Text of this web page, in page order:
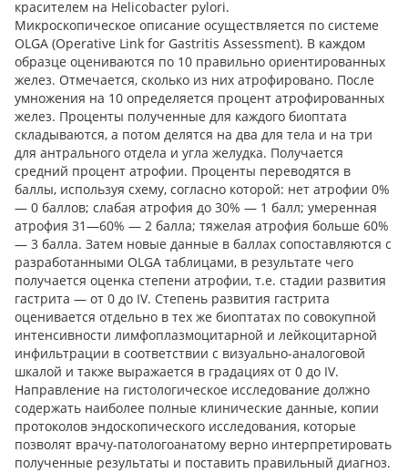
красителем на Helicobacter pylori.
Микроскопическое описание осуществляется по системе
OLGA (Оperative Link for Gastritis Assessment). В каждом
образце оцениваются по 10 правильно ориентированных
желез. Отмечается, сколько из них атрофировано. После
умножения на 10 определяется процент атрофированных
желез. Проценты полученные для каждого биоптата
складываются, а потом делятся на два для тела и на три
для антрального отдела и угла желудка. Получается
средний процент атрофии. Проценты переводятся в
баллы, используя схему, согласно которой: нет атрофии 0%
— 0 баллов; слабая атрофия до 30% — 1 балл; умеренная
атрофия 31—60% — 2 балла; тяжелая атрофия больше 60%
— 3 балла. Затем новые данные в баллах сопоставляются с
разработанными OLGA таблицами, в результате чего
получается оценка степени атрофии, т.е. стадии развития
гастрита — от 0 до IV. Степень развития гастрита
оценивается отдельно в тех же биоптатах по совокупной
интенсивности лимфоплазмоцитарной и лейкоцитарной
инфильтрации в соответствии с визуально-аналоговой
шкалой и также выражается в градациях от 0 до IV.
Направление на гистологическое исследование должно
содержать наиболее полные клинические данные, копии
протоколов эндоскопического исследования, которые
позволят врачу-патологоанатому верно интерпретировать
полученные результаты и поставить правильный диагноз.